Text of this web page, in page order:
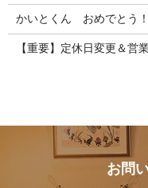
かいとくん おめでとう！
【重要】定休日変更＆営
お問